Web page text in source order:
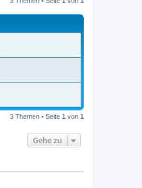
3 Themen • Seite 1 von 1
Gehe zu